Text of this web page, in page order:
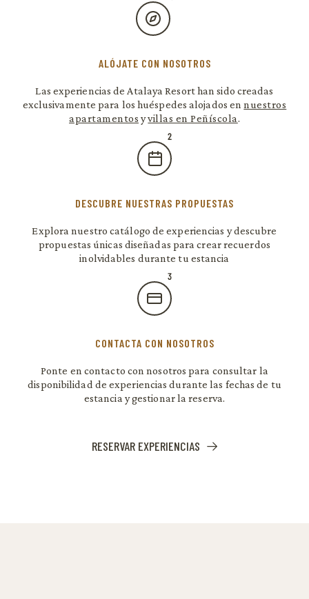
ALÓJATE CON NOSOTROS
Las experiencias de Atalaya Resort han sido creadas
exclusivamente para los huéspedes alojados ennuestros
apartamentos yvillas en Peñíscola.
DESCUBRE NUESTRAS PROPUESTAS
Explora nuestro catálogo de experiencias y descubre
propuestas únicas diseñadas para crear recuerdos
inolvidables durante tu estancia
CONTACTA CON NOSOTROS
Ponte en contacto con nosotros para consultar la
disponibilidad de experiencias durante las fechas de tu
estancia y gestionar la reserva.
RESERVAR EXPERIENCIAS